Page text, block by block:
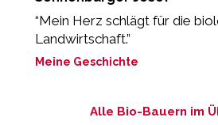
“Mein Herz schlägt für die
Landwirtschaft.”
Meine Geschichte
Alle Bio-Bauern im